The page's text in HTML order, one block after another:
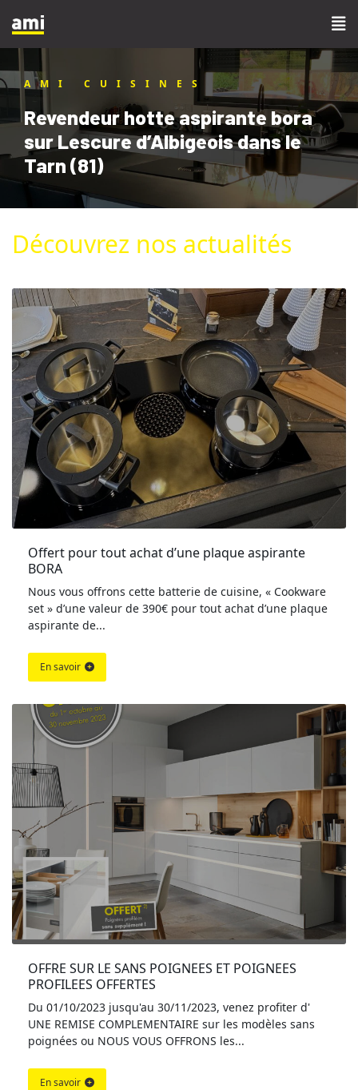
AMI CUISINES
Revendeur hotte aspirante bora
sur Lescure d’Albigeois dans le
Tarn (81)
Découvrez nos actualités
Offert pour tout achat d’une plaque aspirante
BORA
Nous vous offrons cette batterie de cuisine, « Cookware
set » d’une valeur de 390€ pour tout achat d’une plaque
aspirante de...
En savoir
OFFRE SUR LE SANS POIGNEES ET POIGNEES
PROFILEES OFFERTES
Du 01/10/2023 jusqu'au 30/11/2023, venez profiter d'
UNE REMISE COMPLEMENTAIRE sur les modèles sans
poignées ou NOUS VOUS OFFRONS les...
En savoir